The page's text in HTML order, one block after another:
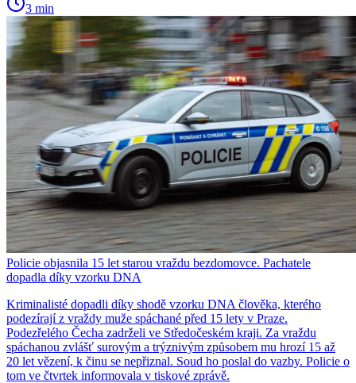
3 min
Policie objasnila 15 let starou vraždu bezdomovce. Pachatele
dopadla díky vzorku DNA
Kriminalisté dopadli díky shodě vzorku DNA člověka, kterého
podezírají z vraždy muže spáchané před 15 lety v Praze.
Podezřelého Čecha zadrželi ve Středočeském kraji. Za vraždu
spáchanou zvlášť surovým a trýznivým způsobem mu hrozí 15 až
20 let vězení, k činu se nepřiznal. Soud ho poslal do vazby. Policie o
tom ve čtvrtek informovala v tiskové zprávě.